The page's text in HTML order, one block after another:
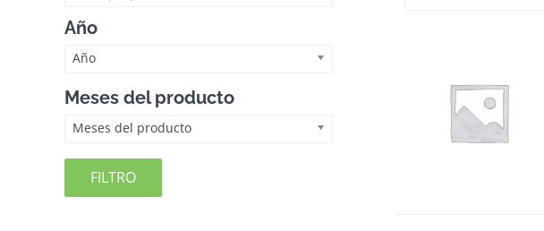
Año
Año
Meses del producto
Meses del producto
FILTRO